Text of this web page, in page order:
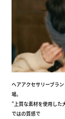
ヘアアクセサリーブラ
場。
”上質な素材を使用した
ではの質感で